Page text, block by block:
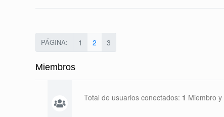
PÁGINA: 1 2 3
Miembros
Total de usuarios conectados: 1 Miembro y